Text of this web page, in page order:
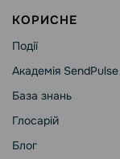
КОРИСНЕ
Події
Академія SendPulse
База знань
Глосарій
Блог